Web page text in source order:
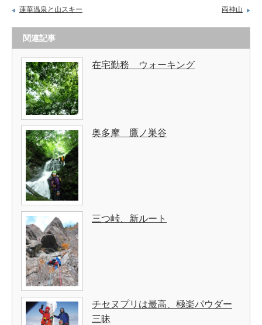
蓮華温泉と山スキー 両神山
関連記事
在宅勤務 ウォーキング
奥多摩 鷹ノ巣谷
三つ峠、新ルート
チセヌプリは最高、極楽パウダー
三昧